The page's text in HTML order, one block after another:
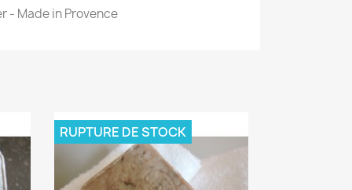
- Made in Provence
RUPTURE DE STOCK